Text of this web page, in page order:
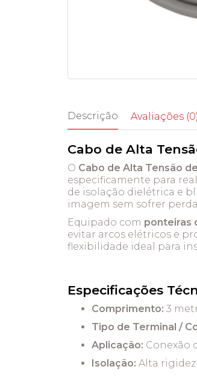
Descrição Avaliações (0)
Cabo de Alta
O Cabo de Alta Tensão
especificamente para
de isolação dielétrica e
imagem sem sofrer
Equipado com ponteiras
evitar arcos elétricos e
flexibilidade ideal para
Especificações
Comprimento: 3
Tipo de Terminal /
Aplicação: Conexão
Isolação: Alta